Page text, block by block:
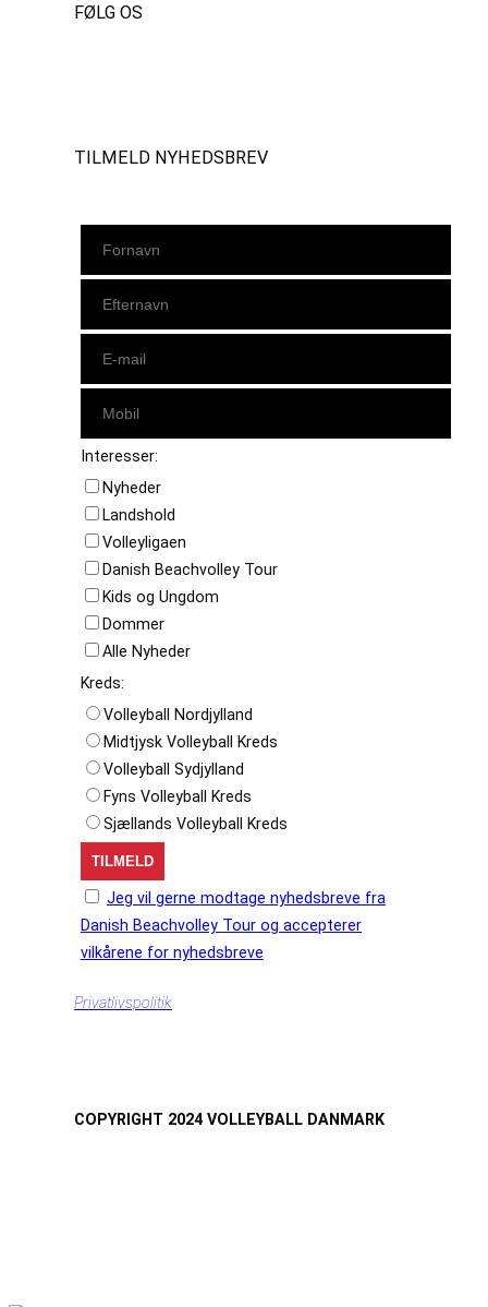
FØLG OS
TILMELD NYHEDSBREV
Interesser:
Nyheder
Landshold
Volleyligaen
Danish Beachvolley Tour
Kids og Ungdom
Dommer
Alle Nyheder
Kreds:
Volleyball Nordjylland
Midtjysk Volleyball Kreds
Volleyball Sydjylland
Fyns Volleyball Kreds
Sjællands Volleyball Kreds
Jeg vil gerne modtage nyhedsbreve fra
Danish Beachvolley Tour og accepterer
vilkårene for nyhedsbreve
Privatlivspolitik
COPYRIGHT 2024 VOLLEYBALL DANMARK